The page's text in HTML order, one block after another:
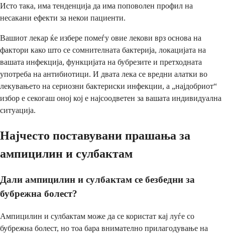
Исто така, има тенденција да има поповолен профил на
несакани ефекти за некои пациенти.
Вашиот лекар ќе избере помеѓу овие лекови врз основа на
фактори како што се сомнителната бактерија, локацијата на
вашата инфекција, функцијата на бубрезите и претходната
употреба на антибиотици. И двата лека се вредни алатки во
лекувањето на сериозни бактериски инфекции, а „најдобриот“
избор е секогаш оној кој е најсоодветен за вашата индивидуална
ситуација.
Најчесто поставувани прашања за
ампицилин и сулбактам
Дали ампицилин и сулбактам се безбедни за
бубрежна болест?
Ампицилин и сулбактам може да се користат кај луѓе со
бубрежна болест, но тоа бара внимателно прилагодување на